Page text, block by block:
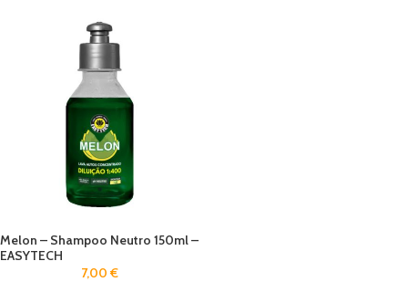
Melon – Shampoo Neutro 150ml –
EASYTECH
7,00€